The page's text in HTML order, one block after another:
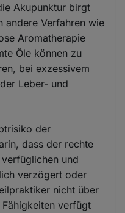
Akupunktur birgt
andere Verfahren wie
Aromatherapie
Öle können zu
bei exzessivem
Leber- und
der
dass der rechte
und
verzögert oder
nicht über
verfügt